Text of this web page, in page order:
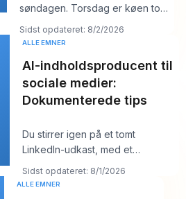
søndagen. Torsdag er køen tom,
hooket du kunne lide føles fladt,
og
Sidst opdateret: 8/2/2026
ALLE EMNER
AI-indholdsproducent til
sociale medier:
Dokumenterede tips
Du stirrer igen på et tomt
LinkedIn-udkast, med et
kundemøde om ti minutter og et
opslag, der burde
Sidst opdateret: 8/1/2026
ALLE EMNER